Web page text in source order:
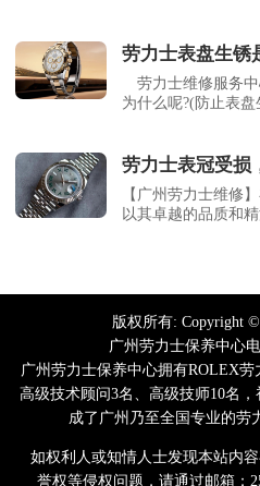
劳力士表盘生锈
劳力士维修服务中
为什么呢?(防止表盘
劳力士表冠受损
【广州劳力士维修
以其卓越的品质和精
版权所有: Copyright
广州劳力士保养中心
广州劳力士保养中心拥有ROLEX
高级技术顾问3名、高级技师10名
成了广州乃至全国专业的劳
如权利人或知情人士发现本站内
誉权等侵权问题，请通过邮箱：